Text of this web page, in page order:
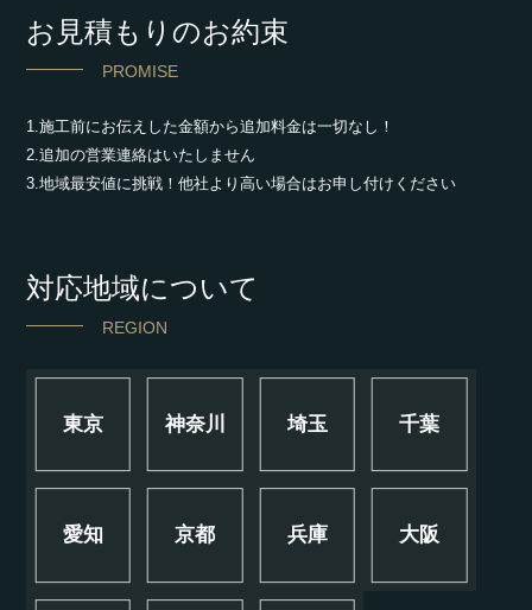
お見積もりのお約束
PROMISE
1.施工前にお伝えした金額から追加料金は一切なし！
2.追加の営業連絡はいたしません
3.地域最安値に挑戦！他社より高い場合はお申し付けください
対応地域について
REGION
東京 神奈川 埼玉 千葉
愛知 京都 兵庫 大阪